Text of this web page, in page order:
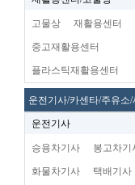
고물상 재활용센터
중고재활용센터
플라스틱재활용센터
운전기사/카센타/주유소
운전기사
승용차기사 봉고차기
화물차기사 택배기사